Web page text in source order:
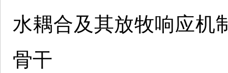
水耦合及其放牧响应机
骨干